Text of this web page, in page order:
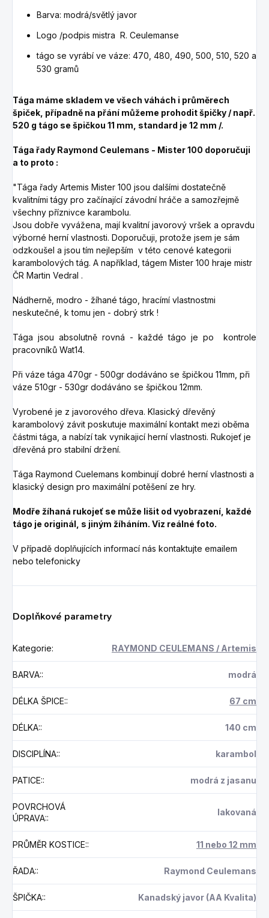
Barva: modrá/světlý javor
Logo /podpis mistra R. Ceulemanse
tágo se vyrábí ve váze: 470, 480, 490, 500, 510, 520 a
530 gramů
Tága máme skladem ve všech váhách i průměrech
špiček, případně na přání můžeme prohodit špičky / např.
520 g tágo se špičkou 11 mm, standard je 12 mm /.
Tága řady Raymond Ceulemans - Mister 100 doporučuji
a to proto :
"Tága řady Artemis Mister 100 jsou dalšími dostatečně
kvalitními tágy pro začínající závodní hráče a samozřejmě
všechny příznivce karambolu.
Jsou dobře vyvážena, mají kvalitní javorový vršek a opravdu
výborné herní vlastnosti. Doporučuji, protože jsem je sám
odzkoušel a jsou tím nejlepším v této cenové kategorii
karambolových tág. A například, tágem Mister 100 hraje mistr
ČR Martin Vedral .
Nádherně, modro - žíhané tágo, hracímí vlastnostmi
neskutečné, k tomu jen - dobrý strk !
Tága jsou absolutně rovná - každé tágo je po kontrole
pracovníků Wat14.
Při váze tága 470gr - 500gr dodáváno se špičkou 11mm, při
váze 510gr - 530gr dodáváno se špičkou 12mm.
Vyrobené je z javorového dřeva. Klasický dřevěný
karambolový závit poskutuje maximální kontakt mezi oběma
částmi tága, a nabízí tak vynikajicí herní vlastnosti. Rukojeť je
dřevěná pro stabilní držení.
Tága Raymond Cuelemans kombinují dobré herní vlastnosti a
klasický design pro maximální potěšení ze hry.
Modře žíhaná rukojeť se může lišit od vyobrazení, každé
tágo je originál, s jiným žíháním. Viz reálné foto.
V případě doplňujících informací nás kontaktujte emailem
nebo telefonicky
Doplňkové parametry
Kategorie: RAYMOND CEULEMANS / Artemis
BARVA:: modrá
DÉLKA ŠPICE:: 67 cm
DÉLKA:: 140 cm
DISCIPLÍNA:: karambol
PATICE:: modrá z jasanu
POVRCHOVÁ
ÚPRAVA::
lakovaná
PRŮMĚR KOSTICE:: 11 nebo 12 mm
ŘADA:: Raymond Ceulemans
ŠPIČKA:: Kanadský javor (AA Kvalita)